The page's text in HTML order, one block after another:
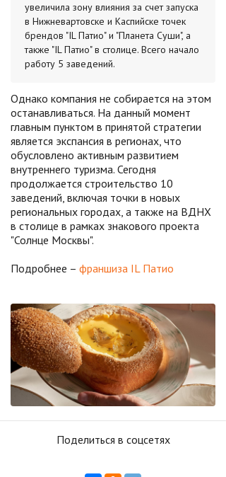
увеличила зону влияния за счет запуска
в Нижневартовске и Каспийске точек
брендов "IL Патио" и "Планета Суши", а
также "IL Патио" в столице. Всего начало
работу 5 заведений.
Однако компания не собирается на этом
останавливаться. На данный момент
главным пунктом в принятой стратегии
является экспансия в регионах, что
обусловлено активным развитием
внутреннего туризма. Сегодня
продолжается строительство 10
заведений, включая точки в новых
региональных городах, а также на ВДНХ
в столице в рамках знакового проекта
"Солнце Москвы".
Подробнее – франшиза IL Патио
Поделиться в соцсетях